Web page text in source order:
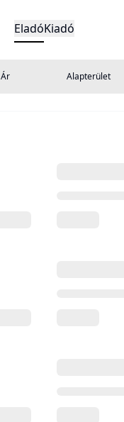
EladóKiadó
Ár Alapterület